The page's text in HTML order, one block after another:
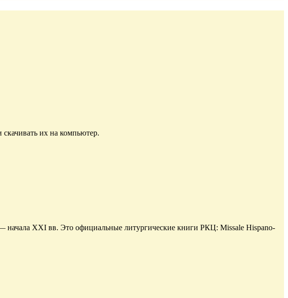
их на компьютер.
начала XXI вв. Это официальные литургические книги РКЦ: Missale Hispano-